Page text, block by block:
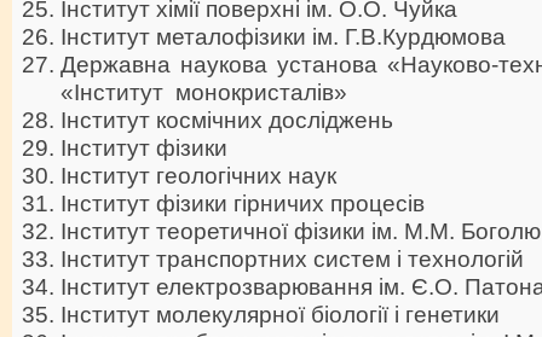
Інститут хімії поверхні ім. О.О. Чуйка
Інститут металофізики ім. Г.В.Курдюмова
Державна наукова установа «Науково-
«Інститут монокристалів»
Інститут космічних досліджень
Інститут фізики
Інститут геологічних наук
Інститут фізики гірничих процесів
Інститут теоретичної фізики ім. М.М.
Інститут транспортних систем і технологій
Інститут електрозварювання ім. Є.О.
Інститут молекулярної біології і генетики